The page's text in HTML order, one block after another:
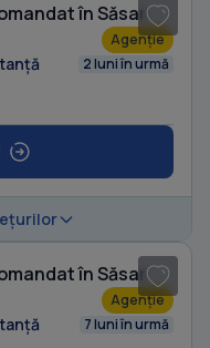
în Săsar
Agenție
2 luni în urmă
în Săsar
Agenție
7 luni în urmă